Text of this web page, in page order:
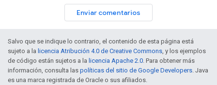
Enviar comentarios
Salvo que se indique lo contrario, el contenido de esta página está
sujeto a la licencia Atribución 4.0 de Creative Commons , y los ejemplos
de código están sujetos a la licencia Apache 2.0 . Para obtener más
información, consulta las políticas del sitio de Google Developers . Java
es una marca registrada de Oracle o sus afiliados.